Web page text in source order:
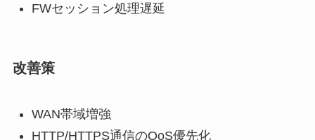
FWセッション処理遅延
改善策
WAN帯域増強
HTTP/HTTPS通信のQoS優先化